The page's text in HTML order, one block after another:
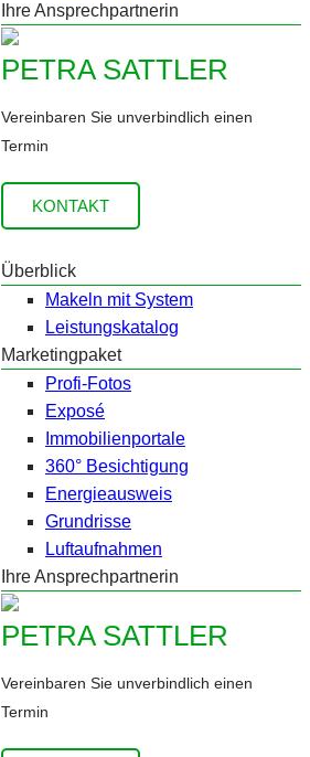
Ihre Ansprechpartnerin
PETRA SATTLER
Vereinbaren Sie unverbindlich einen
Termin
KONTAKT
Überblick
Makeln mit System
Leistungskatalog
Marketingpaket
Profi-Fotos
Exposé
Immobilienportale
360° Besichtigung
Energieausweis
Grundrisse
Luftaufnahmen
Ihre Ansprechpartnerin
PETRA SATTLER
Vereinbaren Sie unverbindlich einen
Termin